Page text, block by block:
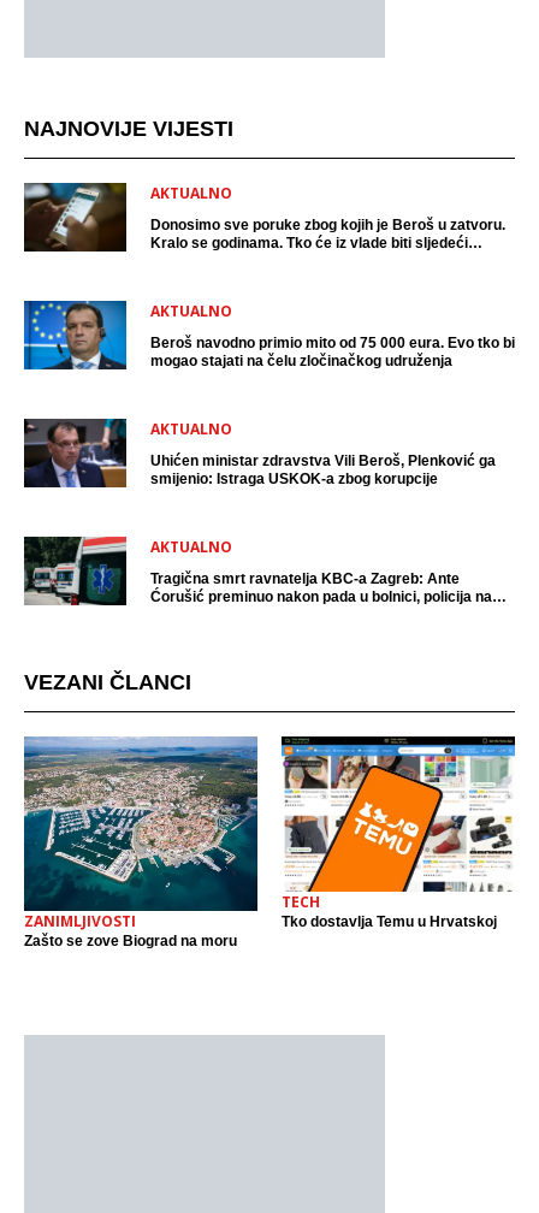
NAJNOVIJE VIJESTI
AKTUALNO
Donosimo sve poruke zbog kojih je Beroš u zatvoru.
Kralo se godinama. Tko će iz vlade biti sljedeći
AKTUALNO
Beroš navodno primio mito od 75 000 eura. Evo tko bi
mogao stajati na čelu zločinačkog udruženja
AKTUALNO
Uhićen ministar zdravstva Vili Beroš, Plenković ga
smijenio: Istraga USKOK-a zbog korupcije
AKTUALNO
Tragična smrt ravnatelja KBC-a Zagreb: Ante
Ćorušić preminuo nakon pada u bolnici, policija na
VEZANI ČLANCI
ZANIMLJIVOSTI
Zašto se zove Biograd na moru
TECH
Tko dostavlja Temu u Hrvatskoj